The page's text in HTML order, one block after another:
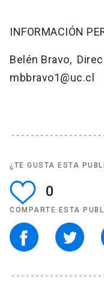
INFORMACIÓN
Belén Bravo,
mbbravo1@uc.cl
¿TE GUSTA ESTA
0
COMPARTE ESTA